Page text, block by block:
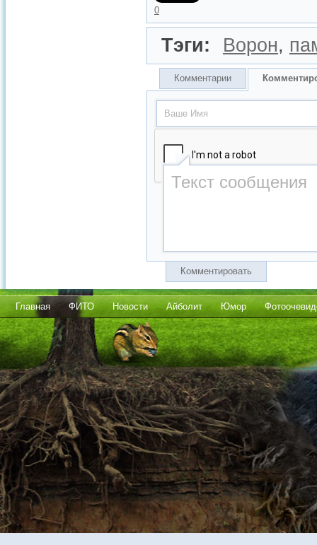
0
Тэги: Ворон,
Комментарии
Комментировать
Главная ФИТО Новости Айболит Юмор